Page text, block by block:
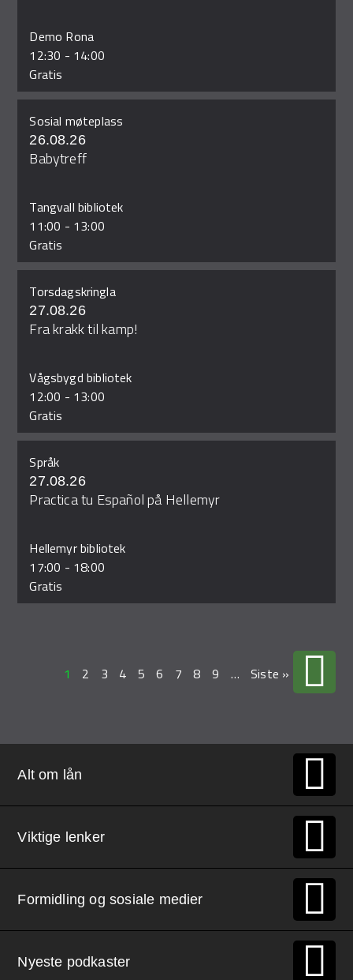
Demo Rona
12:30 - 14:00
Gratis
Sosial møteplass
26.08.26
Babytreff
Tangvall bibliotek
11:00 - 13:00
Gratis
Torsdagskringla
27.08.26
Fra krakk til kamp!
Vågsbygd bibliotek
12:00 - 13:00
Gratis
Språk
27.08.26
Practica tu Español på Hellemyr
Hellemyr bibliotek
17:00 - 18:00
Gratis
1 2 3 4 5 6 7 8 9 … Siste »
Alt om lån
Viktige lenker
Formidling og sosiale medier
Nyeste podkaster